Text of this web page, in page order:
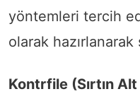
yöntemleri tercih
olarak hazırlanarak
Kontrfile (Sırtın Alt